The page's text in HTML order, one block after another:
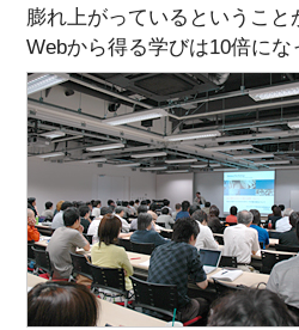
膨れ上がっているというこ
Webから得る学びは10倍に